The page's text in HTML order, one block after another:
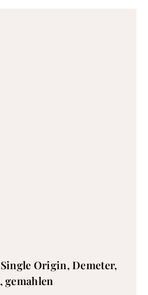
Origin, Demeter,
gemahlen